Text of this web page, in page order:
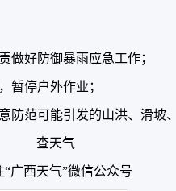
做好防御暴雨应急工作；
暂停户外作业；
防范可能引发的山洪、滑坡
查天气
“广西天气”微信公众号